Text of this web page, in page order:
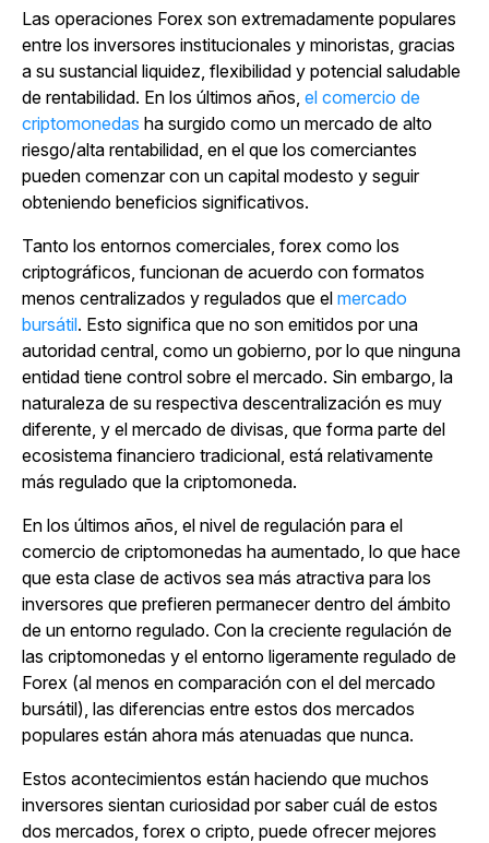
Las operaciones Forex son extremadamente populares
entre los inversores institucionales y minoristas, gracias
a su sustancial liquidez, flexibilidad y potencial saludable
de rentabilidad. En los últimos años, el comercio de
criptomonedas ha surgido como un mercado de alto
riesgo/alta rentabilidad, en el que los comerciantes
pueden comenzar con un capital modesto y seguir
obteniendo beneficios significativos.
Tanto los entornos comerciales, forex como los
criptográficos, funcionan de acuerdo con formatos
menos centralizados y regulados que el mercado
bursátil. Esto significa que no son emitidos por una
autoridad central, como un gobierno, por lo que ninguna
entidad tiene control sobre el mercado. Sin embargo, la
naturaleza de su respectiva descentralización es muy
diferente, y el mercado de divisas, que forma parte del
ecosistema financiero tradicional, está relativamente
más regulado que la criptomoneda.
En los últimos años, el nivel de regulación para el
comercio de criptomonedas ha aumentado, lo que hace
que esta clase de activos sea más atractiva para los
inversores que prefieren permanecer dentro del ámbito
de un entorno regulado. Con la creciente regulación de
las criptomonedas y el entorno ligeramente regulado de
Forex (al menos en comparación con el del mercado
bursátil), las diferencias entre estos dos mercados
populares están ahora más atenuadas que nunca.
Estos acontecimientos están haciendo que muchos
inversores sientan curiosidad por saber cuál de estos
dos mercados, forex o cripto, puede ofrecer mejores